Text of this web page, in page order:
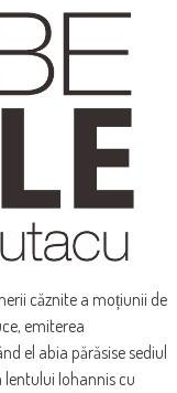
căznite a moțiunii de
emiterea
el abia părăsise sediul
lentului Iohannis cu